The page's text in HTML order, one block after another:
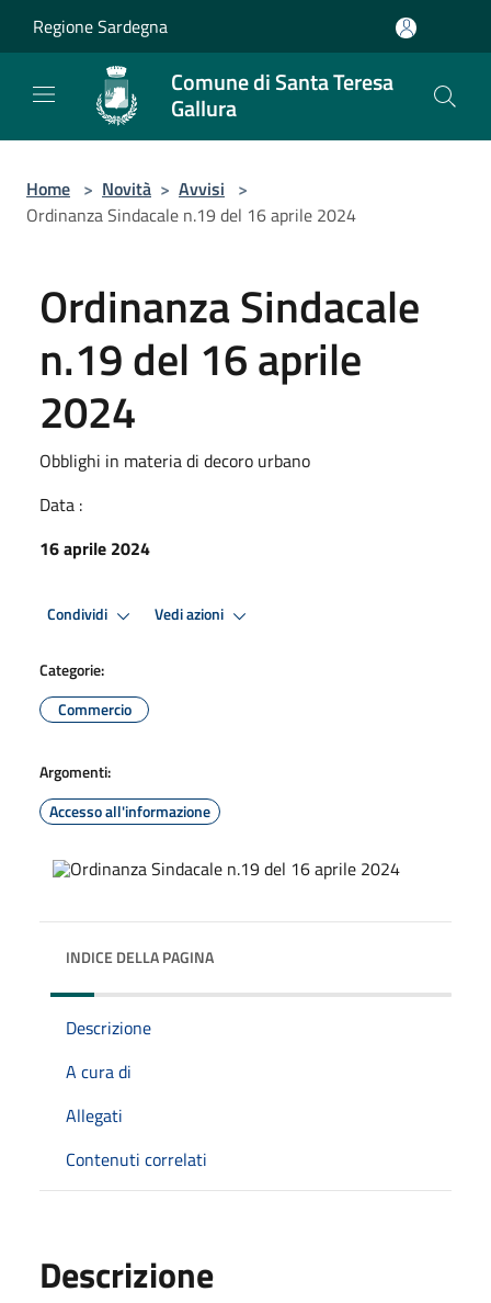
Regione Sardegna
Comune di Santa Teresa
Gallura
Home > Novità > Avvisi >
Ordinanza Sindacale n.19 del 16 aprile 2024
Ordinanza Sindacale
n.19 del 16 aprile
2024
Obblighi in materia di decoro urbano
Data :
16 aprile 2024
Condividi Vedi azioni
Categorie:
Commercio
Argomenti:
Accesso all'informazione
INDICE DELLA PAGINA
Descrizione
A cura di
Allegati
Contenuti correlati
Descrizione